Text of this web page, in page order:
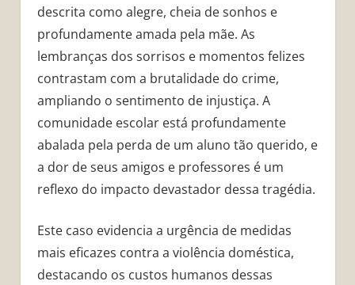
descrita como alegre, cheia de sonhos e
profundamente amada pela mãe. As
lembranças dos sorrisos e momentos felizes
contrastam com a brutalidade do crime,
ampliando o sentimento de injustiça. A
comunidade escolar está profundamente
abalada pela perda de um aluno tão querido, e
a dor de seus amigos e professores é um
reflexo do impacto devastador dessa tragédia.
Este caso evidencia a urgência de medidas
mais eficazes contra a violência doméstica,
destacando os custos humanos dessas